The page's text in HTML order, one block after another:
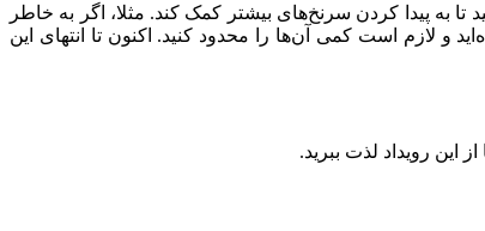
پیدا کردن سرنخ‌های بیشتر کمک کند. مثلا، اگر به خاطر
لازم است کمی آن‌ها را محدود کنید. اکنون تا انتهای این
این رویداد لذت ببرید.